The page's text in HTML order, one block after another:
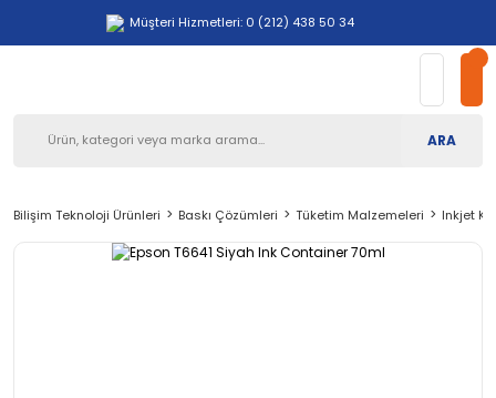
Müşteri Hizmetleri: 0 (212) 438 50 34
ARA
Bilişim Teknoloji Ürünleri Baskı Çözümleri Tüketim Malzemeleri Inkjet